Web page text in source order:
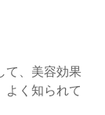
て、美容効果
よく知られて